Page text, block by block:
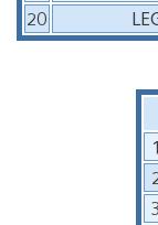
20
1
3